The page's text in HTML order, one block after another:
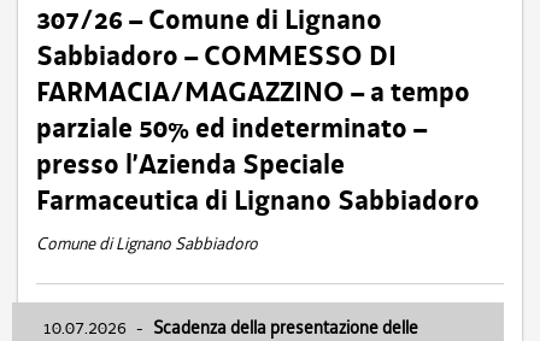
307/26 – Comune di Lignano
Sabbiadoro – COMMESSO DI
FARMACIA/MAGAZZINO – a tempo
parziale 50% ed indeterminato –
presso l’Azienda Speciale
Farmaceutica di Lignano Sabbiadoro
Comune di Lignano Sabbiadoro
10.07.2026 - Scadenza della presentazione delle